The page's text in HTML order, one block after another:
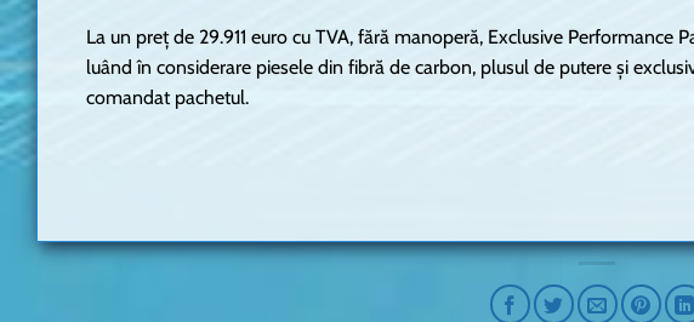
La un preț de 29.911 euro cu TVA, fără manoperă, Exclusive Performance
luând în considerare piesele din fibră de carbon, plusul de putere și
comandat pachetul.